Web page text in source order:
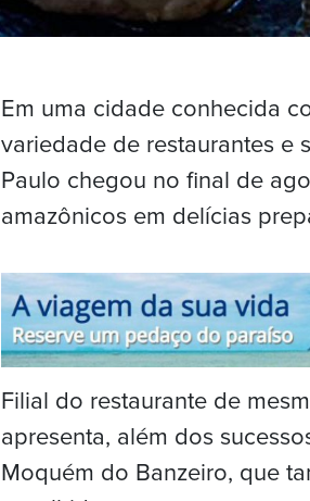
Em uma cidade conhecida
variedade de restaurantes e
Paulo chegou no final de
amazônicos em delícias
Filial do restaurante de
apresenta, além dos
Moquém do Banzeiro, que